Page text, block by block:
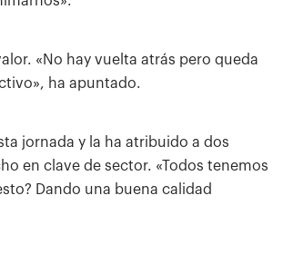
«No hay vuelta atrás pero queda
ha apuntado.
jornada y la ha atribuido a dos
en clave de sector. «Todos tenemos
Dando una buena calidad